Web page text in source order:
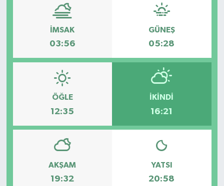
İMSAK
03:56
GÜNEŞ
05:28
ÖĞLE
12:35
İKINDI
16:21
AKŞAM
19:32
YATSI
20:58